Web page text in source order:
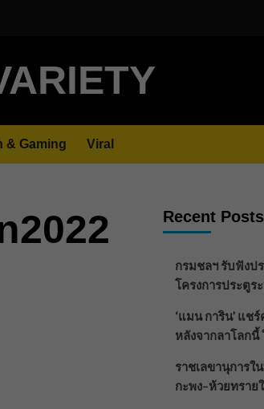
& Gaming Viral
Recent Posts
กรมชลฯ รับฟัง
โครงการประตูร
‘แมน การิน’ แช
หลังจากลาโลกนี้
ราชเลขานุการใ
กะพง–ห้วยทราย